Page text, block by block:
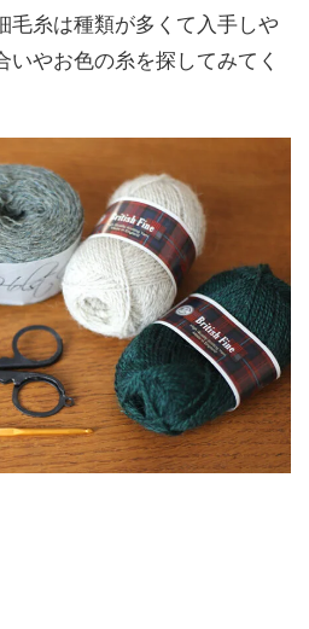
毛糸は種類が多くて入手しや
やお色の糸を探してみてく